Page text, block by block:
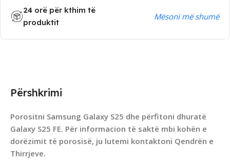
24 orë për kthim të
produktit
Mësoni më shumë
Përshkrimi
Porositni Samsung Galaxy S25 dhe përfitoni dhuratë
Galaxy S25 FE. Për informacion të saktë mbi kohën e
dorëzimit të porosisë, ju lutemi kontaktoni Qendrën e
Thirrjeve.